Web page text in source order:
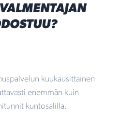
kuukausittainen
enemmän kuin
kuntosalilla.